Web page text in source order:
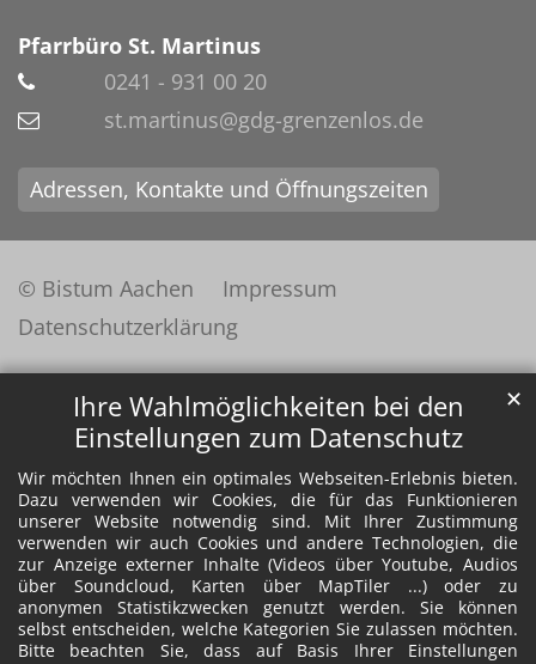
Ihre Wahlmöglichkeiten bei den
Einstellungen zum Datenschutz
Wir möchten Ihnen ein optimales Webseiten-Erlebnis bieten.
Dazu verwenden wir Cookies, die für das Funktionieren
unserer Website notwendig sind. Mit Ihrer Zustimmung
verwenden wir auch Cookies und andere Technologien, die
zur Anzeige externer Inhalte (Videos über Youtube, Audios
über Soundcloud, Karten über MapTiler ...) oder zu
anonymen Statistikzwecken genutzt werden. Sie können
selbst entscheiden, welche Kategorien Sie zulassen möchten.
Bitte beachten Sie, dass auf Basis Ihrer Einstellungen
✕
Pfarrbüro St. Martinus
0241 - 931 00 20
st.martinus@gdg-grenzenlos.de
Adressen, Kontakte und Öffnungszeiten
© Bistum Aachen
Impressum
Datenschutzerklärung